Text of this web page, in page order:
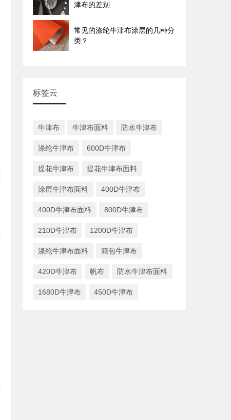
津布的差别
常见的涤纶牛津布涂层的几种分
类？
标签云
牛津布 牛津布面料 防水牛津布
涤纶牛津布 600D牛津布
提花牛津布 提花牛津布面料
涂层牛津布面料 400D牛津布
400D牛津布面料 800D牛津布
210D牛津布 1200D牛津布
涤纶牛津布面料 箱包牛津布
420D牛津布 帆布 防水牛津布面料
1680D牛津布 450D牛津布